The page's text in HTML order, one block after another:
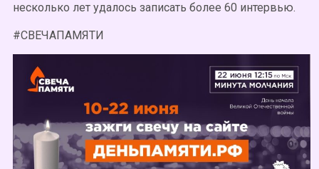
несколько лет удалось записать более 60 интервью.
#СВЕЧАПАМЯТИ